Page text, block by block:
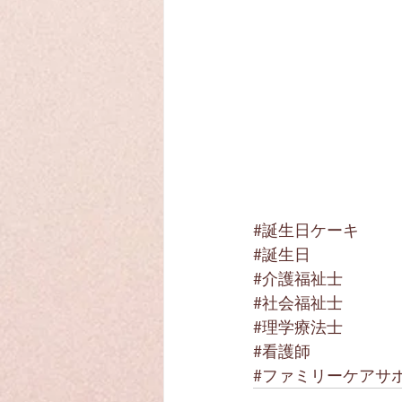
#誕生日ケーキ
#誕生日
#介護福祉士
#社会福祉士
#理学療法士
#看護師
#ファミリーケアサ